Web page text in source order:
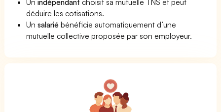
déduire les cotisations.
Unsalarié bénéficie automatiquement d’une
mutuelle collective proposée par son employeur.